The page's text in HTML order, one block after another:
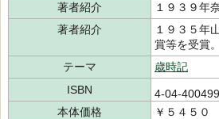
著者紹介
１９３９年
著者紹介
１９３５年
賞等を受賞。
テーマ
歳時記
ISBN
4-04-
本体価格
￥５４５０